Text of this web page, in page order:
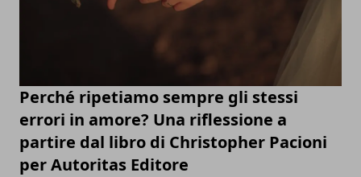
Perché ripetiamo sempre gli stessi
errori in amore? Una riflessione a
partire dal libro di Christopher Pacioni
per Autoritas Editore